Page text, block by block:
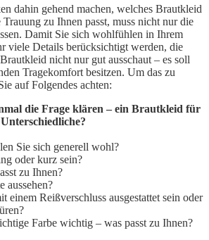
dahin gehend machen, welches Brautkleid
zu Ihnen passt, muss nicht nur die
Damit Sie sich wohlfühlen in Ihrem
viele Details berücksichtigt werden, die
nicht nur gut ausschaut – es soll
Tragekomfort besitzen. Um das zu
auf Folgendes achten:
die Frage klären – ein Brautkleid für
Sie sich generell wohl?
oder kurz sein?
zu Ihnen?
aussehen?
einem Reißverschluss ausgestattet sein oder
Farbe wichtig – was passt zu Ihnen?